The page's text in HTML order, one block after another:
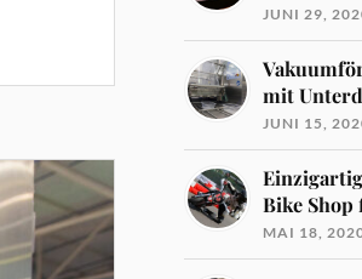
JUNI 29,
mit
JUNI 15,
Bike Shop
MAI 18,